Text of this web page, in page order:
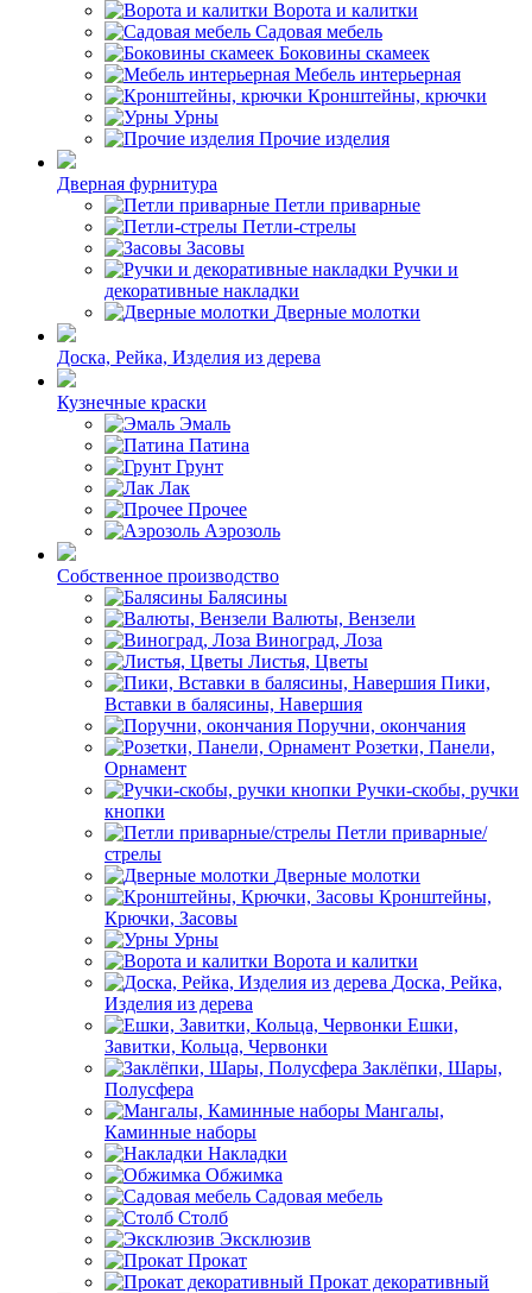
Ворота и калитки
Садовая мебель
Боковины скамеек
Мебель интерьерная
Кронштейны, крючки
Урны
Прочие изделия
Дверная фурнитура
Петли приварные
Петли-стрелы
Засовы
Ручки и
декоративные накладки
Дверные молотки
Доска, Рейка, Изделия из дерева
Кузнечные краски
Эмаль
Патина
Грунт
Лак
Прочее
Аэрозоль
Собственное производство
Балясины
Валюты, Вензели
Виноград, Лоза
Листья, Цветы
Пики,
Вставки в балясины, Навершия
Поручни, окончания
Розетки, Панели,
Орнамент
Ручки-скобы, ручки
кнопки
Петли приварные/
стрелы
Дверные молотки
Кронштейны,
Крючки, Засовы
Урны
Ворота и калитки
Доска, Рейка,
Изделия из дерева
Ешки,
Завитки, Кольца, Червонки
Заклёпки, Шары,
Полусфера
Мангалы,
Каминные наборы
Накладки
Обжимка
Садовая мебель
Столб
Эксклюзив
Прокат
Прокат декоративный